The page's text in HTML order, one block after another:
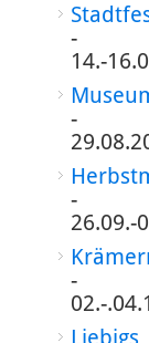
-
14.-
-
-
26.09.-
-
02.-
Liebigs